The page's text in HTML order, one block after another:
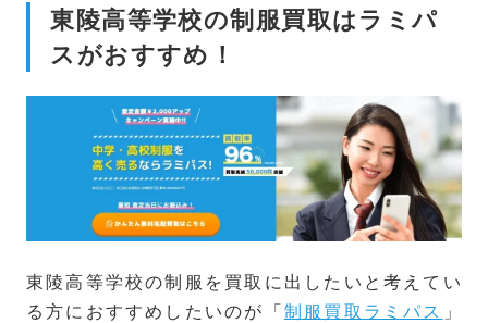
東陵高等学校の制服買取はラミパ
スがおすすめ！
東陵高等学校の制服を買取に出したいと考えてい
る方におすすめしたいのが「制服買取ラミパス 」